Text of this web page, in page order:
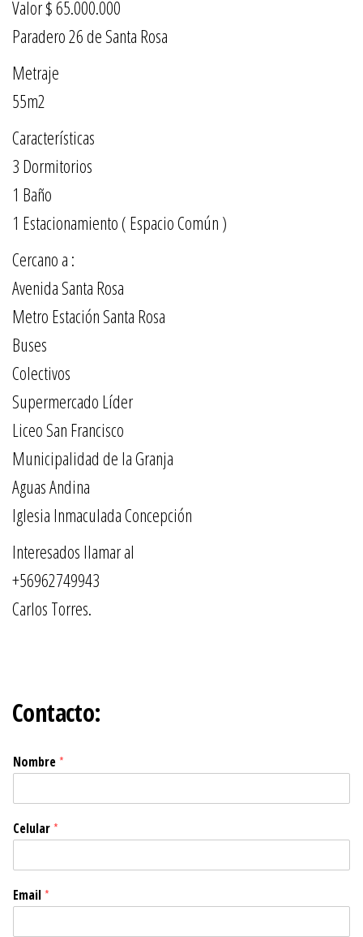
Valor $ 65.000.000
Paradero 26 de Santa Rosa
Metraje
55m2
Características
3 Dormitorios
1 Baño
1 Estacionamiento ( Espacio Común )
Cercano a :
Avenida Santa Rosa
Metro Estación Santa Rosa
Buses
Colectivos
Supermercado Líder
Liceo San Francisco
Municipalidad de la Granja
Aguas Andina
Iglesia Inmaculada Concepción
Interesados llamar al
+56962749943
Carlos Torres.
Contacto:
Nombre*
Celular*
Email*